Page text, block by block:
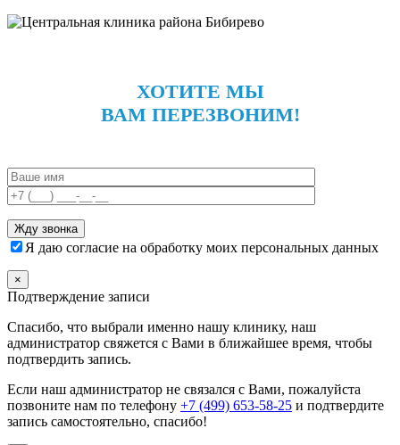
ХОТИТЕ МЫ
ВАМ ПЕРЕЗВОНИМ!
Я даю согласие на обработку моих персональных данных
×
Подтверждение записи
Спасибо, что выбрали именно нашу клинику, наш
администратор свяжется с Вами в ближайшее время, чтобы
подтвердить запись.
Если наш администратор не связался с Вами, пожалуйста
позвоните нам по телефону +7 (499) 653-58-25 и подтвердите
запись самостоятельно, спасибо!